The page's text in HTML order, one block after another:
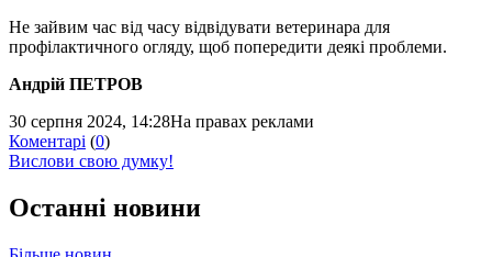
Не зайвим час від часу відвідувати ветеринара для
профілактичного огляду, щоб попередити деякі проблеми.
Андрій ПЕТРОВ
30 серпня 2024, 14:28На правах реклами
Коментарі (0)
Вислови свою думку!
Останні новини